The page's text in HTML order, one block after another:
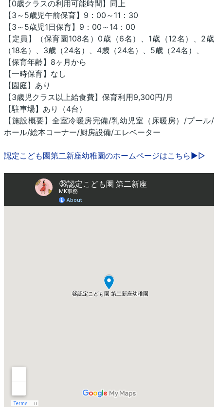
【0歳クラスの利用可能時間】同上
【3～5歳児午前保育】9：00～11：30
【3～5歳児1日保育】9：00～14：00
【定員】（保育園108名）0歳（6名）、1歳（12名）、2歳
（18名）、3歳（24名）、4歳（24名）、5歳（24名）、
【保育年齢】8ヶ月から
【一時保育】なし
【園庭】あり
【3歳児クラス以上給食費】保育利用9,300円/月
【駐車場】あり（4台）
【施設概要】全室冷暖房完備/乳幼児室（床暖房）/プール/
ホール/絵本コーナー/厨房設備/エレベーター
認定こども園第二新座幼稚園のホームページはこちら▶▷